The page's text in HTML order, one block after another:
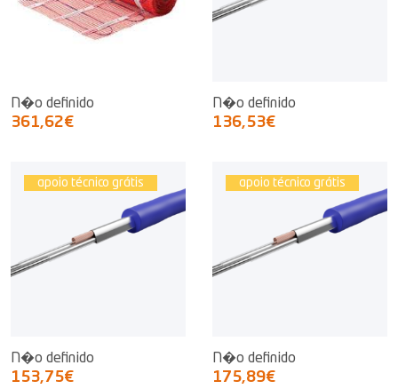
N�o definido
361,62€
N�o definido
136,53€
apoio técnico grátis
N�o definido
153,75€
apoio técnico grátis
N�o definido
175,89€